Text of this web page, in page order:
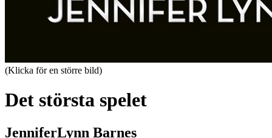
(Klicka för en större bild)
Det största spelet
JenniferLynn Barnes